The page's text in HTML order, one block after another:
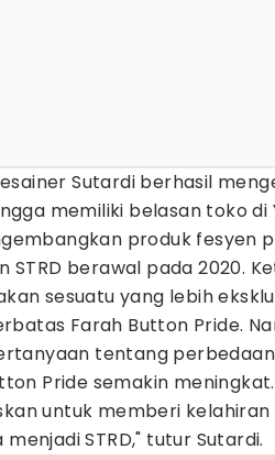
Sutardi berhasil
memiliki belasan toko di
produk fesyen
STRD berawal pada 2020.
sesuatu yang lebih
Farah Button Pride.
tentang
Pride semakin
untuk memberi
STRD," tutur Sutardi.